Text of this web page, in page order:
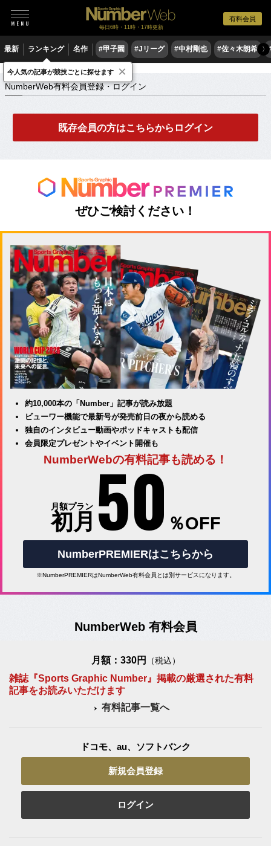
有料会員
毎日6時・11時・17時更新
最新 ランキング 名作 #甲子園 #Jリーグ #中村剛也 #佐々木朗希 〉
NumberWeb有料会員登録・ログイン
NumberWeb有料会員登録・ログイン
既存会員の方はこちらからログイン
ぜひご検討ください！
約10,000本の「Number」記事が読み放題
ビューワー機能で最新号が発売前日の夜から読める
独自のインタビュー動画やポッドキャストも配信
会員限定プレゼントやイベント開催も
NumberWebの有料記事も読める！
月額プラン
初月 50 ％OFF
NumberPREMIERはこちらから
※NumberPREMIERはNumberWeb有料会員とは別サービスになります。
NumberWeb 有料会員
月額：330円 （税込）
雑誌『Sports Graphic Number』掲載の厳選された有料
記事をお読みいただけます
有料記事一覧へ
ドコモ、au、ソフトバンク
新規会員登録
ログイン
今人気の記事が競技ごとに探せます ×